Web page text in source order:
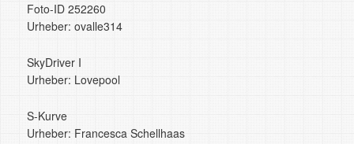
Foto-ID 252260
Urheber: ovalle314
SkyDriver I
Urheber: Lovepool
S-Kurve
Urheber: Francesca Schellhaas